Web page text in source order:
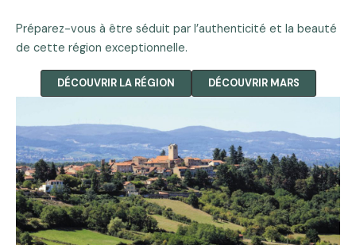
Préparez-vous à être séduit par l’authenticité et la beauté
de cette région exceptionnelle.
DÉCOUVRIR LA RÉGION DÉCOUVRIR MARS